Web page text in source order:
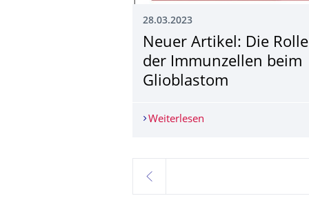
28.03.2023
Neuer Artikel: Die Rolle
der Immunzellen beim
Glioblastom
Weiterlesen Neuer Artikel: Die
zurück